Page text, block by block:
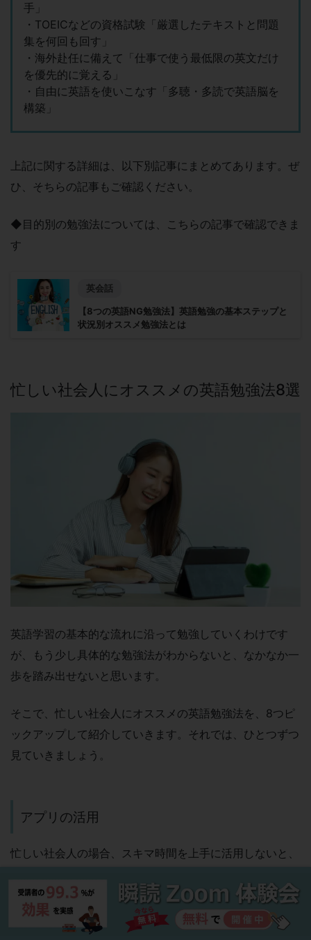
手」
・TOEICなどの資格試験「厳選したテキストと問題
集を何回も回す」
・海外赴任に備えて「仕事で使う最低限の英文だけ
を優先的に覚える」
・自由に英語を使いこなす「多聴・多読で英語脳を
構築」
上記に関する詳細は、以下別記事にまとめてあります。ぜ
ひ、そちらの記事もご確認ください。
◆目的別の勉強法については、 こちらの記事で確認できま
す
英会話
【8つの英語NG勉強法】英語勉強の基本ステップと
状況別オススメ勉強法とは
忙しい社会人にオススメの英語勉強法8選
英語学習の基本的な流れに沿って勉強していくわけです
が、もう少し具体的な勉強法がわからないと、なかなか一
歩を踏み出せないと思います。
そこで、忙しい社会人にオススメの英語勉強法を、8つピ
ックアップして紹介していきます。それでは、ひとつずつ
見ていきましょう。
アプリの活用
忙しい社会人の場合、スキマ時間を上手に活用しないと、
いのが、英語学習アプリを使った勉強です。
アプリならスマホやタブレットで勉強が完結するので、通